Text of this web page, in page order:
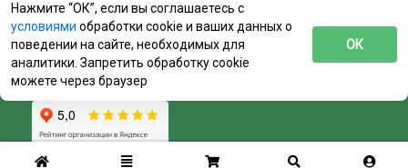
Нажмите “ОК”, если вы соглашаетесь с
условиями обработки cookie и ваших данных о
поведении на сайте, необходимых для
аналитики. Запретить обработку cookie
можете через браузер
ОК